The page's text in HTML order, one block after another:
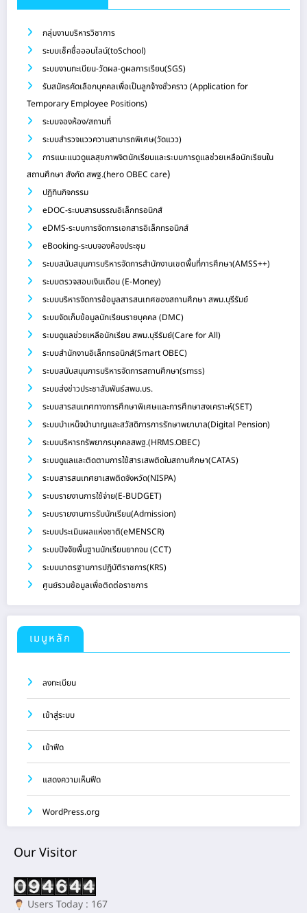
กลุ่มงานบริหารวิชาการ
ระบบเช็คชื่อออนไลน์(toSchool)
ระบบงานทะเบียน-วัดผล-ดูผลการเรียน(SGS)
รับสมัครคัดเลือกบุคคลเพื่อเป็นลูกจ้างชั่วคราว (Application for
Temporary Employee Positions)
ระบบจองห้อง/สถานที่
ระบบสำรวจแววความสามารถพิเศษ(วัดแวว)
การแนะแนวดูแลสุขภาพจิตนักเรียนและระบบการดูแลช่วยเหลือนักเรียนใน
สถานศึกษา สังกัด สพฐ.(hero OBEC care)
ปฏิทินกิจกรรม
eDOC-ระบบสารบรรณอิเล็กทรอนิกส์
eDMS-ระบบการจัดการเอกสารอิเล็กทรอนิกส์
eBooking-ระบบจองห้องประชุม
ระบบสนับสนุนการบริหารจัดการสำนักงานเขตพื้นที่การศึกษา(AMSS++)
ระบบตรวจสอบเงินเดือน (E-Money)
ระบบบริหารจัดการข้อมูลสารสนเทศของสถานศึกษา สพม.บุรีรัมย์
ระบบจัดเก็บข้อมูลนักเรียนรายบุคคล (DMC)
ระบบดูแลช่วยเหลือนักเรียน สพม.บุรีรัมย์(Care for All)
ระบบสำนักงานอิเล็กทรอนิกส์(Smart OBEC)
ระบบสนับสนุนการบริหารจัดการสถานศึกษา(smss)
ระบบส่งข่าวประชาสัมพันธ์สพม.บร.
ระบบสารสนเทศทางการศึกษาพิเศษและการศึกษาสงเคราะห์(SET)
ระบบบำเหน็จบำนาญและสวัสดิการการรักษาพยาบาล(Digital Pension)
ระบบบริหารทรัพยากรบุคคลสพฐ.(HRMS.OBEC)
ระบบดูแลและติดตามการใช้สารเสพติดในสถานศึกษา(CATAS)
ระบบสารสนเทศยาเสพติดจังหวัด(NISPA)
ระบบรายงานการใช้จ่าย(E-BUDGET)
ระบบรายงานการรับนักเรียน(Admission)
ระบบประเมินผลแห่งชาติ(eMENSCR)
ระบบปัจจัยพื้นฐานนักเรียนยากจน (CCT)
ระบบมาตรฐานการปฏิบัติราชการ(KRS)
ศูนย์รวมข้อมูลเพื่อติดต่อราชการ
เมนูหลัก
ลงทะเบียน
เข้าสู่ระบบ
เข้าฟีด
แสดงความเห็นฟีด
WordPress.org
Our Visitor
Users Today : 167